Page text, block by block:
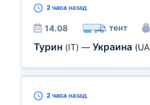
2 часа назад
14.08 тент
Турин (IT) — Украина
2 часа назад